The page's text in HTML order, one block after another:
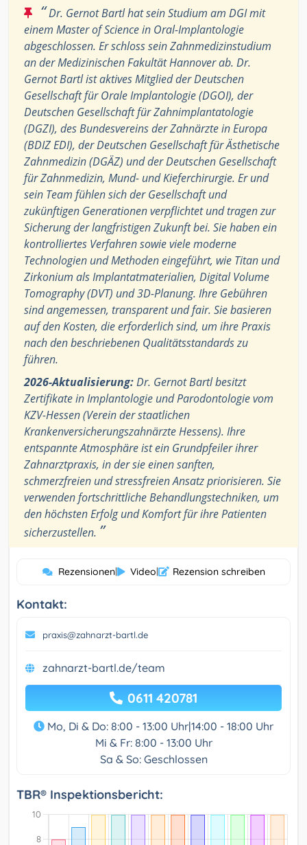
“Dr. Gernot Bartl hat sein Studium am DGI mit
einem Master of Science in Oral-Implantologie
abgeschlossen. Er schloss sein Zahnmedizinstudium
an der Medizinischen Fakultät Hannover ab. Dr.
Gernot Bartl ist aktives Mitglied der Deutschen
Gesellschaft für Orale Implantologie (DGOI), der
Deutschen Gesellschaft für Zahnimplantatologie
(DGZI), des Bundesvereins der Zahnärzte in Europa
(BDIZ EDI), der Deutschen Gesellschaft für Ästhetische
Zahnmedizin (DGÄZ) und der Deutschen Gesellschaft
für Zahnmedizin, Mund- und Kieferchirurgie. Er und
sein Team fühlen sich der Gesellschaft und
zukünftigen Generationen verpflichtet und tragen zur
Sicherung der langfristigen Zukunft bei. Sie haben ein
kontrolliertes Verfahren sowie viele moderne
Technologien und Methoden eingeführt, wie Titan und
Zirkonium als Implantatmaterialien, Digital Volume
Tomography (DVT) und 3D-Planung. Ihre Gebühren
sind angemessen, transparent und fair. Sie basieren
auf den Kosten, die erforderlich sind, um ihre Praxis
nach den beschriebenen Qualitätsstandards zu
führen.
2026-Aktualisierung:Dr. Gernot Bartl besitzt
Zertifikate in Implantologie und Parodontologie vom
KZV-Hessen (Verein der staatlichen
Krankenversicherungszahnärzte Hessens). Ihre
entspannte Atmosphäre ist ein Grundpfeiler ihrer
Zahnarztpraxis, in der sie einen sanften,
schmerzfreien und stressfreien Ansatz priorisieren. Sie
verwenden fortschrittliche Behandlungstechniken, um
den höchsten Erfolg und Komfort für ihre Patienten
sicherzustellen. ”
Rezensionen| Video| Rezension schreiben
Kontakt:
praxis@zahnarzt-bartl.de
zahnarzt-bartl.de/team
0611 420781
Mo, Di & Do: 8:00 - 13:00 Uhr|14:00 - 18:00 Uhr
Mi & Fr: 8:00 - 13:00 Uhr
Sa & So: Geschlossen
TBR® Inspektionsbericht: